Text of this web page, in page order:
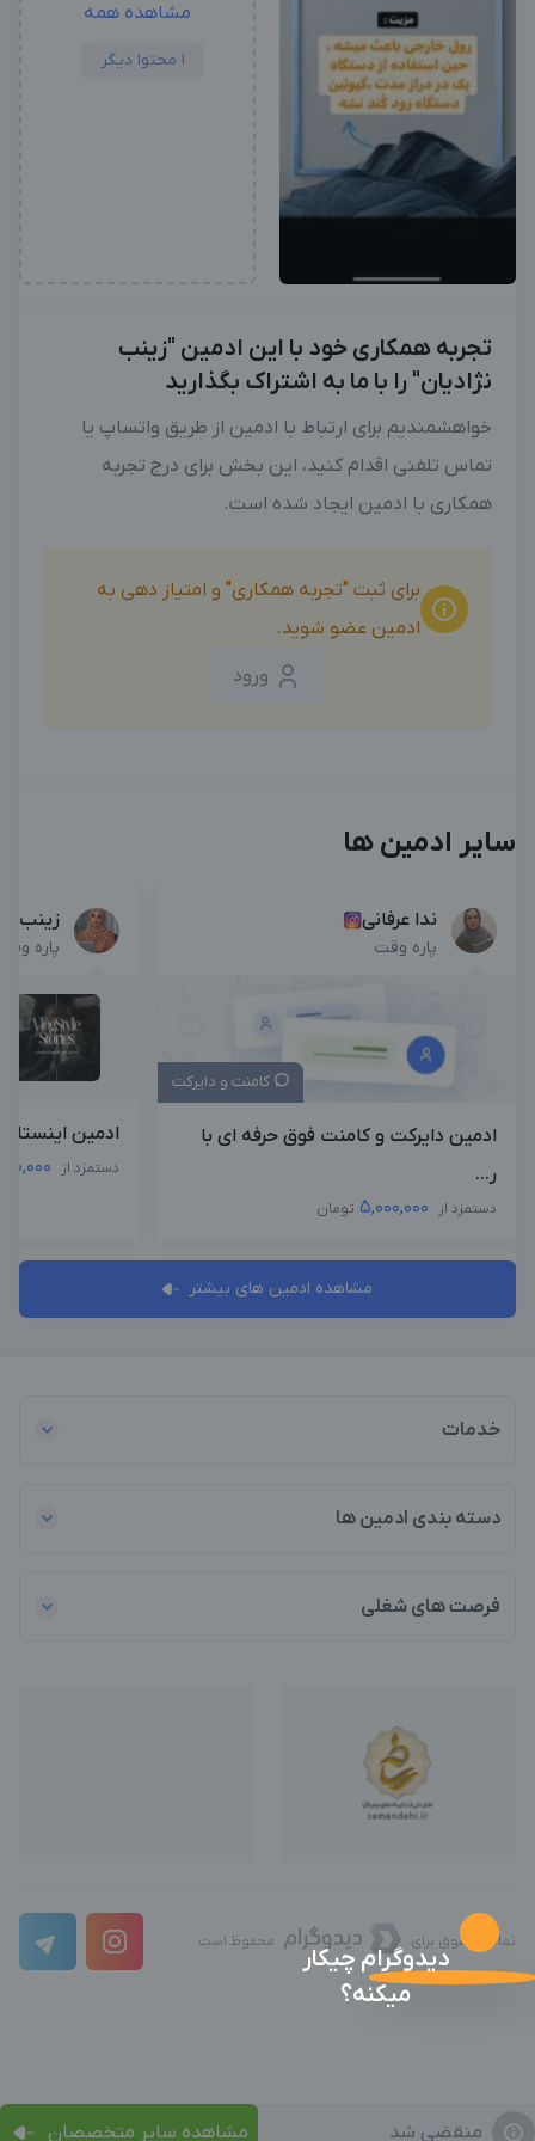
مشاهده همه
1 محتوا دیگر
تجربه همکاری خود با این ادمین "زینب
نژادیان" را با ما به اشتراک بگذارید
خواهشمندیم برای ارتباط با ادمین از طریق واتساپ یا
تماس تلفنی اقدام کنید، این بخش برای درج تجربه
همکاری با ادمین ایجاد شده است.
برای ثبت "تجربه همکاری" و امتیاز دهی به
ادمین عضو شوید.
ورود
سایر ادمین ها
ندا عرفانی
پاره وقت
کامنت و دایرکت
ادمین دایرکت و کامنت فوق حرفه ای با
ر...
دستمزد از 5,000,000 تومان
زینب
پاره
ادمین
دستمزد از
مشاهده ادمین های بیشتر
خدمات
دسته بندی ادمین ها
فرصت های شغلی
تمامی حقوق برای محفوظ است
دیدوگرام چیکار
میکنه؟
منقضی شد مشاهده سایر متخصصان